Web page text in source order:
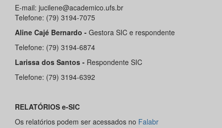
E-mail: jucilene@academico.ufs.br
Telefone: (79) 3194-7075
Aline Cajé Bernardo - Gestora SIC e respondente
Telefone: (79) 3194-6874
Larissa dos Santos - Respondente SIC
Telefone: (79) 3194-6392
RELATÓRIOS e-SIC
Os relatórios podem ser acessados no Falabr